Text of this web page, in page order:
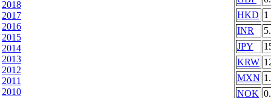
2018
2017
2016
2015
2014
2013
2012
2011
2010
HKD 1
INR
JPY
KRW
MXN
NOK